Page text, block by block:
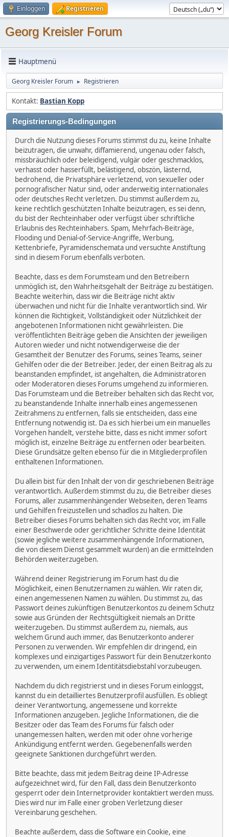
Einloggen Registrieren
Georg Kreisler Forum
Hauptmenü
Georg Kreisler Forum ► Registrieren
Kontakt: Bastian Kopp
Registrierungs-Bedingungen
Durch die Nutzung dieses Forums stimmst du zu, keine Inhalte
beizutragen, die unwahr, diffamierend, ungenau oder falsch,
missbräuchlich oder beleidigend, vulgär oder geschmacklos,
verhasst oder hasserfüllt, belästigend, obszön, lästernd,
bedrohend, die Privatsphäre verletzend, von sexueller oder
pornografischer Natur sind, oder anderweitig internationales
oder deutsches Recht verletzen. Du stimmst außerdem zu,
keine rechtlich geschützten Inhalte beizutragen, es sei denn,
du bist der Rechteinhaber oder verfügst über schriftliche
Erlaubnis des Rechteinhabers. Spam, Mehrfach-Beiträge,
Flooding und Denial-of-Service-Angriffe, Werbung,
Kettenbriefe, Pyramidenschemata und versuchte Anstiftung
sind in diesem Forum ebenfalls verboten.
Beachte, dass es dem Forumsteam und den Betreibern
unmöglich ist, den Wahrheitsgehalt der Beiträge zu bestätigen.
Beachte weiterhin, dass wir die Beiträge nicht aktiv
überwachen und nicht für die Inhalte verantwortlich sind. Wir
können die Richtigkeit, Vollständigkeit oder Nützlichkeit der
angebotenen Informationen nicht gewährleisten. Die
veröffentlichten Beiträge geben die Ansichten der jeweiligen
Autoren wieder und nicht notwendigerweise die der
Gesamtheit der Benutzer des Forums, seines Teams, seiner
Gehilfen oder die der Betreiber. Jeder, der einen Beitrag als zu
beanstanden empfindet, ist angehalten, die Administratoren
oder Moderatoren dieses Forums umgehend zu informieren.
Das Forumsteam und die Betreiber behalten sich das Recht vor,
zu beanstandende Inhalte innerhalb eines angemessenen
Zeitrahmens zu entfernen, falls sie entscheiden, dass eine
Entfernung notwendig ist. Da es sich hierbei um ein manuelles
Vorgehen handelt, verstehe bitte, dass es nicht immer sofort
möglich ist, einzelne Beiträge zu entfernen oder bearbeiten.
Diese Grundsätze gelten ebenso für die in Mitgliederprofilen
enthaltenen Informationen.
Du allein bist für den Inhalt der von dir geschriebenen Beiträge
verantwortlich. Außerdem stimmst du zu, die Betreiber dieses
Forums, aller zusammenhängender Webseiten, deren Teams
und Gehilfen freizustellen und schadlos zu halten. Die
Betreiber dieses Forums behalten sich das Recht vor, im Falle
einer Beschwerde oder gerichtlicher Schritte deine Identität
(sowie jegliche weitere zusammenhängende Informationen,
die von diesem Dienst gesammelt wurden) an die ermittelnden
Behörden weiterzugeben.
Während deiner Registrierung im Forum hast du die
Möglichkeit, einen Benutzernamen zu wählen. Wir raten dir,
einen angemessenen Namen zu wählen. Du stimmst zu, das
Passwort deines zukünftigen Benutzerkontos zu deinem Schutz
sowie aus Gründen der Rechtsgültigkeit niemals an Dritte
weiterzugeben. Du stimmst außerdem zu, niemals, aus
welchem Grund auch immer, das Benutzerkonto anderer
Personen zu verwenden. Wir empfehlen dir dringend, ein
komplexes und einzigartiges Passwort für dein Benutzerkonto
zu verwenden, um einem Identitätsdiebstahl vorzubeugen.
Nachdem du dich registrierst und in dieses Forum einloggst,
kannst du ein detailliertes Benutzerprofil ausfüllen. Es obliegt
deiner Verantwortung, angemessene und korrekte
Informationen anzugeben. Jegliche Informationen, die die
Besitzer oder das Team des Forums für falsch oder
unangemessen halten, werden mit oder ohne vorherige
Ankündigung entfernt werden. Gegebenenfalls werden
geeignete Sanktionen durchgeführt werden.
Bitte beachte, dass mit jedem Beitrag deine IP-Adresse
aufgezeichnet wird, für den Fall, dass dein Benutzerkonto
gesperrt oder dein Internetprovider kontaktiert werden muss.
Dies wird nur im Falle einer groben Verletzung dieser
Vereinbarung geschehen.
Beachte außerdem, dass die Software ein Cookie, eine